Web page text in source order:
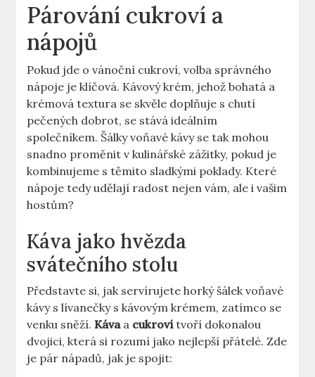
Párování cukroví a
nápojů
Pokud jde o vánoční cukroví, volba správného
nápoje je klíčová. Kávový krém, jehož bohatá a
krémová textura se skvěle doplňuje s chutí
pečených dobrot, se stává ideálním
společníkem. Šálky voňavé kávy se tak mohou
snadno proměnit v kulinářské zážitky, pokud je
kombinujeme s těmito sladkými poklady. Které
nápoje tedy udělají radost nejen vám, ale i vašim
hostům?
Káva jako hvězda
svátečního stolu
Představte si, jak servírujete horký šálek voňavé
kávy s lívanečky s kávovým krémem, zatímco se
venku sněží.Kávaa cukrovítvoří dokonalou
dvojici, která si rozumí jako nejlepší přátelé. Zde
je pár nápadů, jak je spojit: